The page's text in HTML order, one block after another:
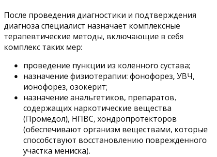
После проведения диагностики и подтверждения
диагноза специалист назначает комплексные
терапевтические методы, включающие в себя
комплекс таких мер:
проведение пункции из коленного сустава;
назначение физиотерапии: фонофорез, УВЧ,
ионофорез, озокерит;
назначение анальгетиков, препаратов,
содержащих наркотические вещества
(Промедол), НПВС, хондропротекторов
(обеспечивают организм веществами, которые
способствуют восстановлению поврежденного
участка мениска).